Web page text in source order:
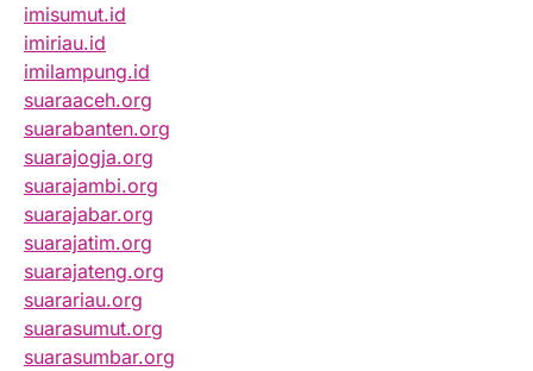
imisumut.id
imiriau.id
imilampung.id
suaraaceh.org
suarabanten.org
suarajogja.org
suarajambi.org
suarajabar.org
suarajatim.org
suarajateng.org
suarariau.org
suarasumut.org
suarasumbar.org